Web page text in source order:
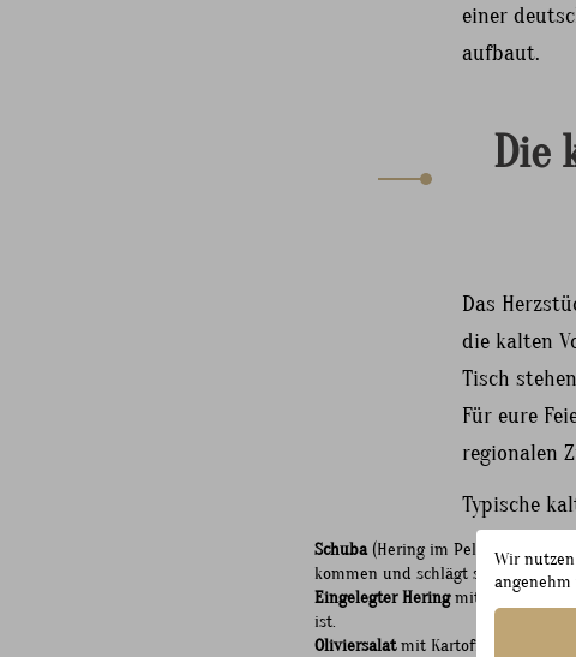
einer
aufbaut.
Die
Das
die kalten
Tisch
Für eure
regionalen
Typische
Schuba(Hering im Pelzmantel) mit
kommen und schlägt so eine
Eingelegter Heringmit Zwiebeln
ist.
Oliviersalatmit Kartoffel, Ei,
Wir